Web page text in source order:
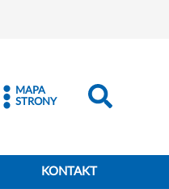
MAPA
STRONY
KONTAKT